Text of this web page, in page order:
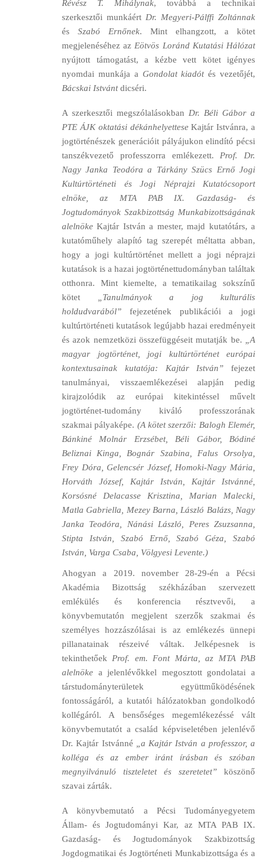
Révész T. Mihálynak, továbbá a technikai
szerkesztői munkáért Dr. Megyeri-Pálffi Zoltánnak
és Szabó Ernőnek. Mint elhangzott, a kötet
megjelenéséhez az Eötvös Loránd Kutatási Hálózat
nyújtott támogatást, a kézbe vett kötet igényes
nyomdai munkája a Gondolat kiadótés vezetőjét,
Bácskai Istvántdicséri.
A szerkesztői megszólalásokban Dr. Béli Gábor a
PTE ÁJK oktatási dékánhelyetteseKajtár Istvánra, a
jogtörténészek generációit pályájukon elindító pécsi
tanszékvezető professzorra emlékezett. Prof. Dr.
Nagy Janka Teodóra a Tárkány Szücs Ernő Jogi
Kultúrtörténeti és Jogi Néprajzi Kutatócsoport
elnöke, az MTA PAB IX. Gazdaság- és
Jogtudományok Szakbizottság Munkabizottságának
alelnöke Kajtár István a mester, majd kutatótárs, a
kutatóműhely alapító tag szerepét méltatta abban,
hogy a jogi kultúrtörténet mellett a jogi néprajzi
kutatások is a hazai jogtörténettudományban találtak
otthonra. Mint kiemelte, a tematikailag sokszínű
kötet
„Tanulmányok a jog kulturális
holdudvarából” fejezetének publikációi a jogi
kultúrtörténeti kutatások legújabb hazai eredményeit
és azok nemzetközi összefüggéseit mutatják be.
„A
magyar jogtörténet, jogi kultúrtörténet európai
kontextusainak kutatója: Kajtár István” fejezet
tanulmányai, visszaemlékezései alapján pedig
kirajzolódik az európai kitekintéssel művelt
jogtörténet-tudomány kiváló professzorának
szakmai pályaképe. (A kötet szerzői: Balogh Elemér,
Bánkiné Molnár Erzsébet, Béli Gábor, Bódiné
Beliznai Kinga, Bognár Szabina, Falus Orsolya,
Frey Dóra, Gelencsér József, Homoki-Nagy Mária,
Horváth József, Kajtár István, Kajtár Istvánné,
Korsósné Delacasse Krisztina, Marian Malecki,
Matla Gabriella, Mezey Barna, László Balázs, Nagy
Janka Teodóra, Nánási László, Peres Zsuzsanna,
Stipta István, Szabó Ernő, Szabó Géza, Szabó
István, Varga Csaba, Völgyesi Levente.)
Ahogyan a 2019. november 28-29-én a Pécsi
Akadémia Bizottság székházában szervezett
emlékülés és konferencia résztvevői, a
könyvbemutatón megjelent szerzők szakmai és
személyes hozzászólásai is az emlékezés ünnepi
pillanatainak részeivé váltak. Jelképesnek is
tekinthetőek Prof. em. Font Márta, az MTA PAB
alelnöke a jelenlévőkkel megosztott gondolatai a
társtudományterületek együttműködésének
fontosságáról, a kutatói hálózatokban gondolkodó
kollégáról. A bensőséges megemlékezéssé vált
könyvbemutatót a család képviseletében jelenlévő
Dr. Kajtár Istvánné
„a Kajtár István a professzor, a
kolléga és az ember iránt írásban és szóban
megnyilvánuló tiszteletet és szeretetet” köszönő
szavai zárták.
A könyvbemutató a Pécsi Tudományegyetem
Állam- és Jogtudományi Kar, az MTA PAB IX.
Gazdaság- és Jogtudományok Szakbizottság
Jogdogmatikai és Jogtörténeti Munkabizottsága és a